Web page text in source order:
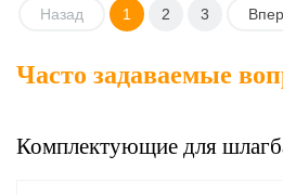
Назад 1 2 3
Часто задаваемые
Комплектующие для